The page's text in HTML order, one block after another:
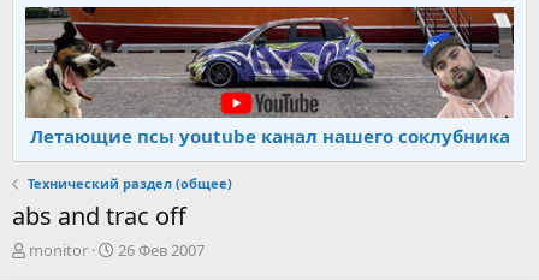
Летающие псы youtube канал нашего соклубника
Технический раздел (общее)
abs and trac off
А
monitor
Д
26 Фев 2007